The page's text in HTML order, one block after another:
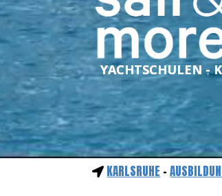
YACHTSCHULEN -
KARLSRUHE -